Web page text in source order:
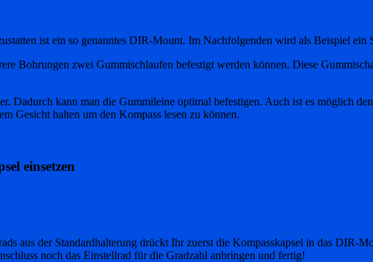
ist ein so genanntes DIR-Mount. Im Nachfolgenden wird als Beispiel
Bohrungen zwei Gummischlaufen befestigt werden können. Diese
Dadurch kann man die Gummileine optimal befestigen. Auch ist es möglich
Gesicht halten um den Kompass lesen zu können.
einsetzen
aus der Standardhalterung drückt Ihr zuerst die Kompasskapsel in das
noch das Einstellrad für die Gradzahl anbringen und fertig!